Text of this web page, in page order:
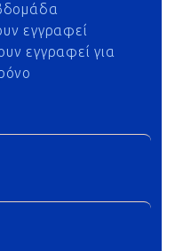
εγγραφεί
εγγραφεί για